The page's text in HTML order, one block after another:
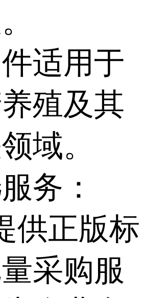
适用于
殖及其
域。
务：
供正版标
采购服